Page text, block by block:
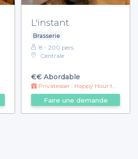
L'instant
Brasserie
8 - 200 pers.
Centrale
€€ Abordable
Privateaser : Happy Hour toute la nuit! ✨
Faire une demande